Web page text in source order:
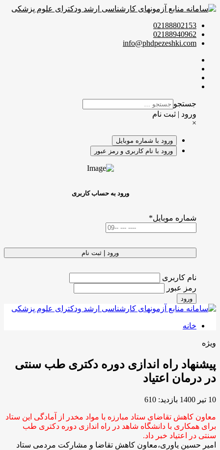
02188802153
02188940962
info@phdpezeshki.com
جستجو
ورود | ثبت نام
×
ورود با شماره موبایل
ورود با نام کاربری و رمز عبور
ورود به حساب کاربری
شماره موبایل*
ورود | ثبت نام
نام کاربری
رمز عبور
ورود
خانه
ویژه
پیشنهاد راه اندازی دوره دکتری طب سنتی
در درمان اعتیاد
10 تیر 1400 بازدید: 610
معاون کاهش تقاضای ستاد مبارزه با مواد مخدر از آمادگی این ستاد
برای همکاری با دانشگاه شاهد در راه اندازی دوره دکتری طب
سنتی در اعتیاد خبر داد.
امیر حسین یاوری،معاون کاهش تقاضا و مشارکت مردمی ستاد